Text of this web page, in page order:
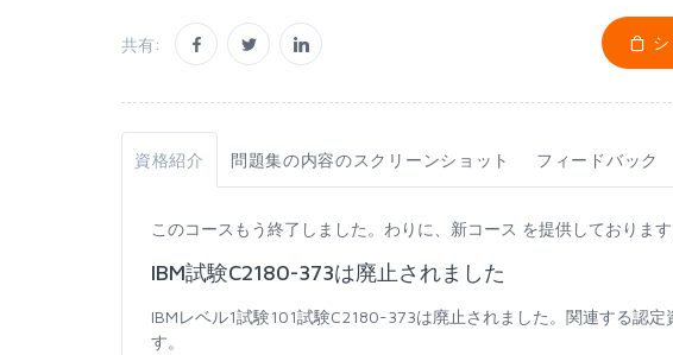
共有:
資格紹介 問題集の内容のスクリーンショット フィードバック
このコースもう終了しました。わりに、新コース を提供しておりま
IBM試験C2180-373は廃止されました
IBMレベル1試験101試験C2180-373は廃止されました。関連する認
す。